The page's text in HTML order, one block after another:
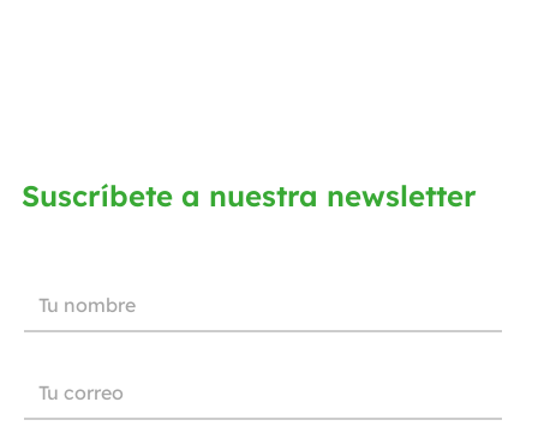
Suscríbete a nuestra newsletter